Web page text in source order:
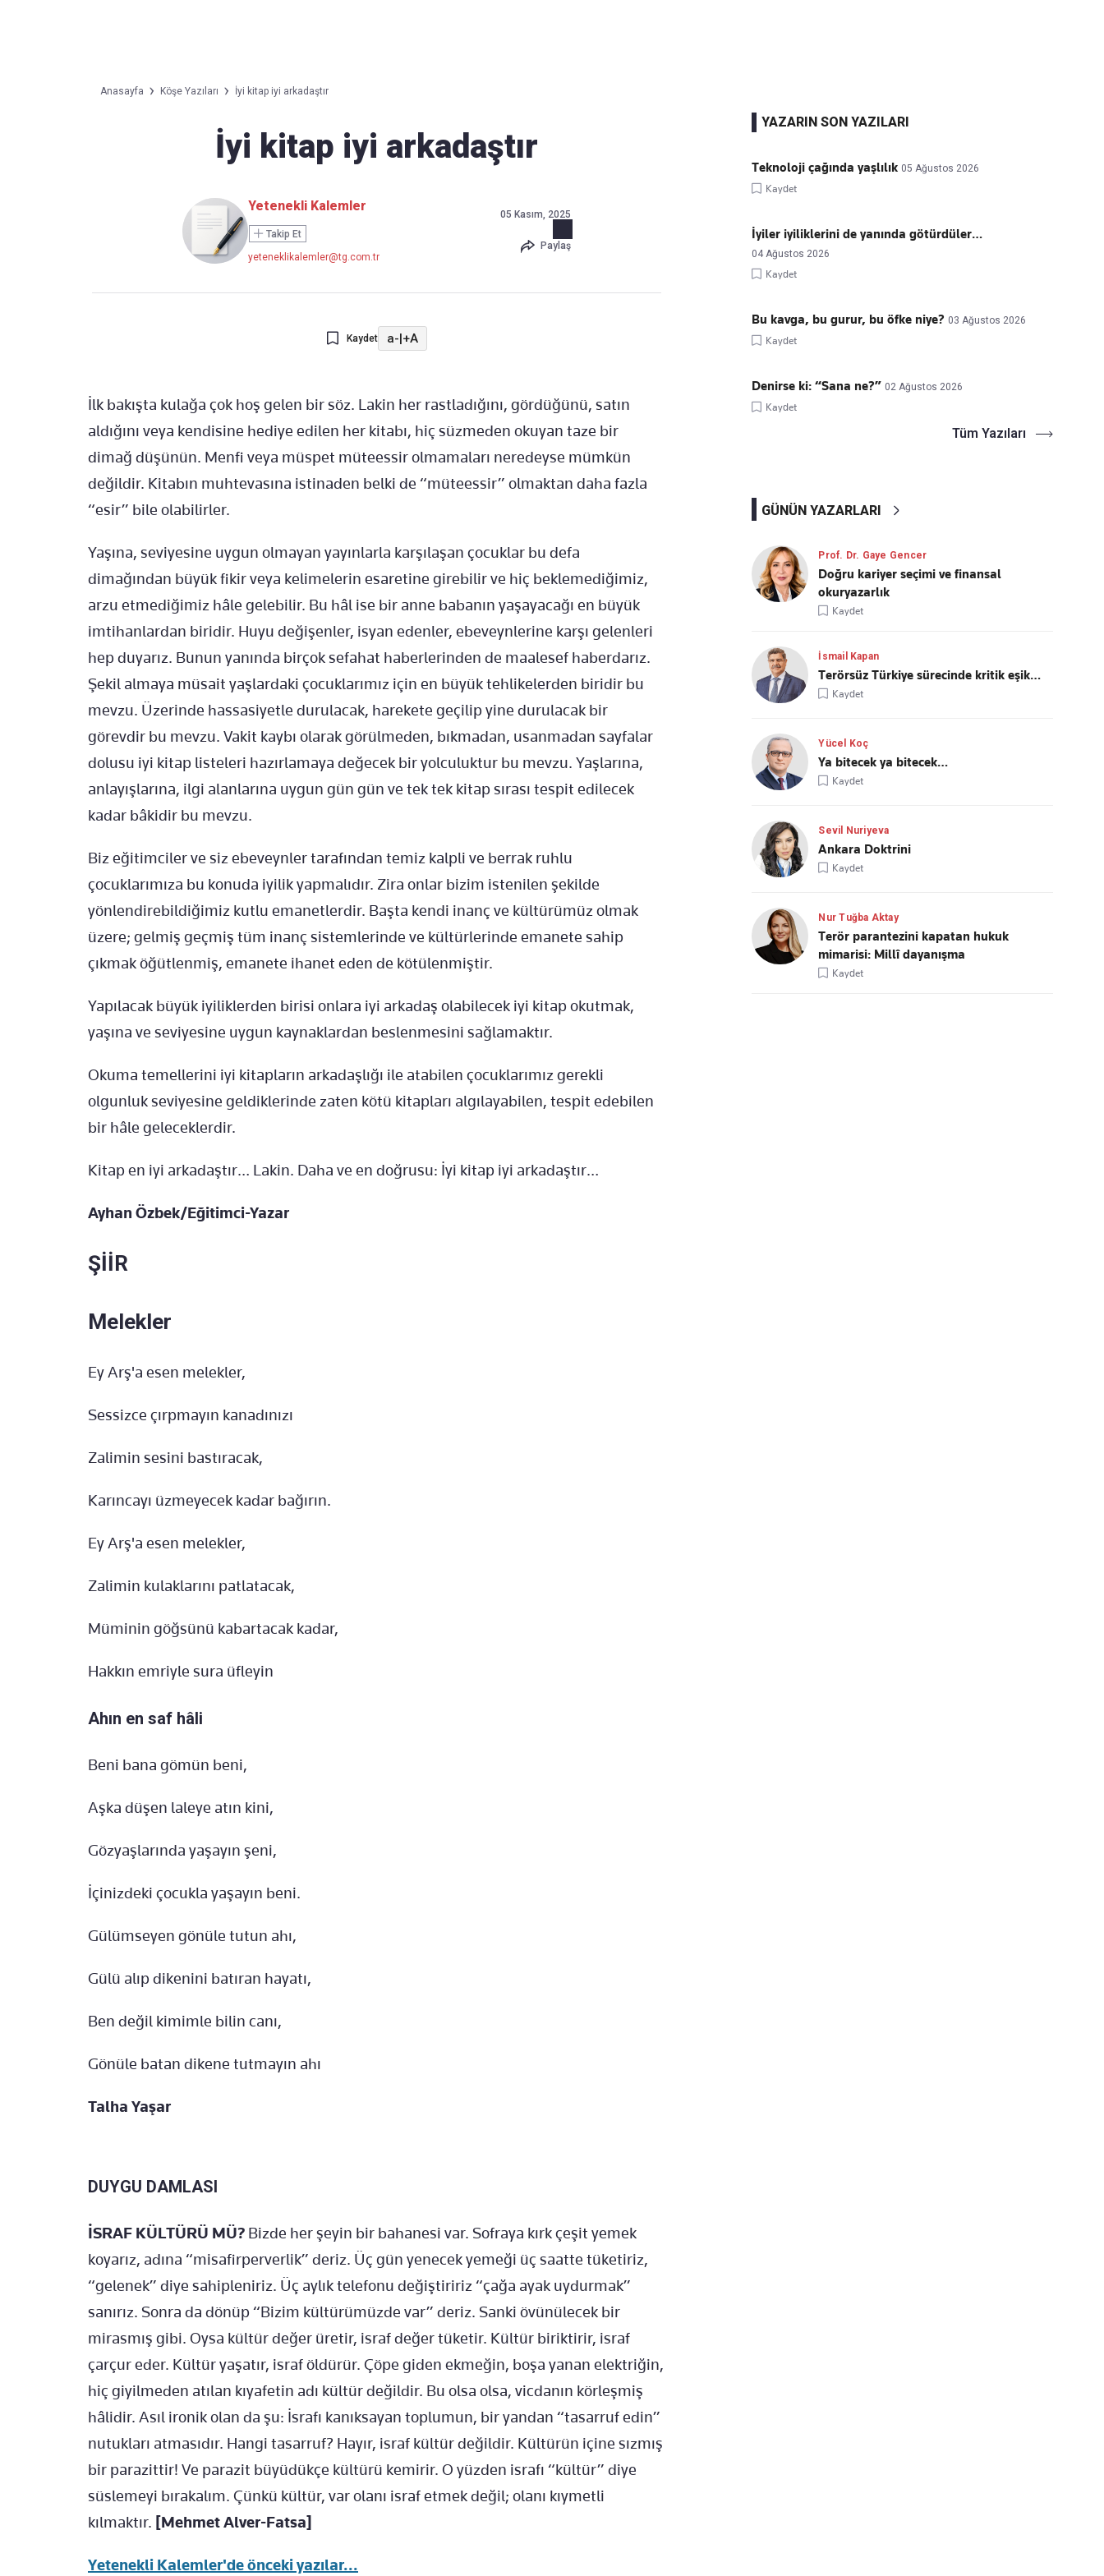
Favori mecralarınızda haber
Anasayfa Köşe Yazıları İyi kitap iyi arkadaştır
İyi kitap iyi arkadaştır
Yetenekli Kalemler
Takip Et
yeteneklikalemler@tg.com.tr
05 Kasım, 2025
Paylaş
Kaydet a-|+A
İlk bakışta kulağa çok hoş gelen bir söz. Lakin her rastladığını, gördüğünü, satın
aldığını veya kendisine hediye edilen her kitabı, hiç süzmeden okuyan taze bir
dimağ düşünün. Menfi veya müspet müteessir olmamaları neredeyse mümkün
değildir. Kitabın muhtevasına istinaden belki de “müteessir” olmaktan daha fazla
“esir” bile olabilirler.
Yaşına, seviyesine uygun olmayan yayınlarla karşılaşan çocuklar bu defa
dimağından büyük fikir veya kelimelerin esaretine girebilir ve hiç beklemediğimiz,
arzu etmediğimiz hâle gelebilir. Bu hâl ise bir anne babanın yaşayacağı en büyük
imtihanlardan biridir. Huyu değişenler, isyan edenler, ebeveynlerine karşı gelenleri
hep duyarız. Bunun yanında birçok sefahat haberlerinden de maalesef haberdarız.
Şekil almaya müsait yaşlardaki çocuklarımız için en büyük tehlikelerden biridir bu
mevzu. Üzerinde hassasiyetle durulacak, harekete geçilip yine durulacak bir
görevdir bu mevzu. Vakit kaybı olarak görülmeden, bıkmadan, usanmadan sayfalar
dolusu iyi kitap listeleri hazırlamaya değecek bir yolculuktur bu mevzu. Yaşlarına,
anlayışlarına, ilgi alanlarına uygun gün gün ve tek tek kitap sırası tespit edilecek
kadar bâkidir bu mevzu.
Biz eğitimciler ve siz ebeveynler tarafından temiz kalpli ve berrak ruhlu
çocuklarımıza bu konuda iyilik yapmalıdır. Zira onlar bizim istenilen şekilde
yönlendirebildiğimiz kutlu emanetlerdir. Başta kendi inanç ve kültürümüz olmak
üzere; gelmiş geçmiş tüm inanç sistemlerinde ve kültürlerinde emanete sahip
çıkmak öğütlenmiş, emanete ihanet eden de kötülenmiştir.
Yapılacak büyük iyiliklerden birisi onlara iyi arkadaş olabilecek iyi kitap okutmak,
yaşına ve seviyesine uygun kaynaklardan beslenmesini sağlamaktır.
Okuma temellerini iyi kitapların arkadaşlığı ile atabilen çocuklarımız gerekli
olgunluk seviyesine geldiklerinde zaten kötü kitapları algılayabilen, tespit edebilen
bir hâle geleceklerdir.
Kitap en iyi arkadaştır… Lakin. Daha ve en doğrusu: İyi kitap iyi arkadaştır…
Ayhan Özbek/Eğitimci-Yazar
ŞİİR
Melekler
Ey Arş'a esen melekler,
Sessizce çırpmayın kanadınızı
Zalimin sesini bastıracak,
Karıncayı üzmeyecek kadar bağırın.
Ey Arş'a esen melekler,
Zalimin kulaklarını patlatacak,
Müminin göğsünü kabartacak kadar,
Hakkın emriyle sura üfleyin
Ahın en saf hâli
Beni bana gömün beni,
Aşka düşen laleye atın kini,
Gözyaşlarında yaşayın şeni,
İçinizdeki çocukla yaşayın beni.
Gülümseyen gönüle tutun ahı,
Gülü alıp dikenini batıran hayatı,
Ben değil kimimle bilin canı,
Gönüle batan dikene tutmayın ahı
Talha Yaşar
DUYGU DAMLASI
İSRAF KÜLTÜRÜ MÜ? Bizde her şeyin bir bahanesi var. Sofraya kırk çeşit yemek
koyarız, adına “misafirperverlik” deriz. Üç gün yenecek yemeği üç saatte tüketiriz,
“gelenek” diye sahipleniriz. Üç aylık telefonu değiştiririz “çağa ayak uydurmak”
sanırız. Sonra da dönüp “Bizim kültürümüzde var” deriz. Sanki övünülecek bir
mirasmış gibi. Oysa kültür değer üretir, israf değer tüketir. Kültür biriktirir, israf
çarçur eder. Kültür yaşatır, israf öldürür. Çöpe giden ekmeğin, boşa yanan elektriğin,
hiç giyilmeden atılan kıyafetin adı kültür değildir. Bu olsa olsa, vicdanın körleşmiş
hâlidir. Asıl ironik olan da şu: İsrafı kanıksayan toplumun, bir yandan “tasarruf edin”
nutukları atmasıdır. Hangi tasarruf? Hayır, israf kültür değildir. Kültürün içine sızmış
bir parazittir! Ve parazit büyüdükçe kültürü kemirir. O yüzden israfı “kültür” diye
süslemeyi bırakalım. Çünkü kültür, var olanı israf etmek değil; olanı kıymetli
kılmaktır. [Mehmet Alver-Fatsa]
Yetenekli Kalemler'de önceki yazılar...
YAZARIN SON YAZILARI
Teknoloji çağında yaşlılık 05 Ağustos 2026
Kaydet
İyiler iyiliklerini de yanında götürdüler…
04 Ağustos 2026
Kaydet
Bu kavga, bu gurur, bu öfke niye? 03 Ağustos 2026
Kaydet
Denirse ki: “Sana ne?” 02 Ağustos 2026
Kaydet
Tüm Yazıları
GÜNÜN YAZARLARI
Prof. Dr. Gaye Gencer
Doğru kariyer seçimi ve finansal
okuryazarlık
Kaydet
İsmail Kapan
Terörsüz Türkiye sürecinde kritik eşik…
Kaydet
Yücel Koç
Ya bitecek ya bitecek…
Kaydet
Sevil Nuriyeva
Ankara Doktrini
Kaydet
Nur Tuğba Aktay
Terör parantezini kapatan hukuk
mimarisi: Millî dayanışma
Kaydet